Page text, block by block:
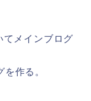
てメインブログ
作る。